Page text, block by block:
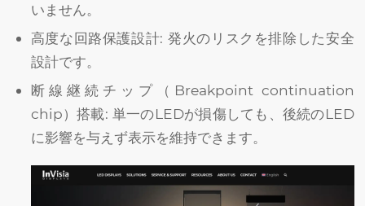
いません。
高度な回路保護設計: 発火のリスクを排除した安全
設計です。
断線継続チップ（Breakpoint continuation
chip）搭載: 単一のLEDが損傷しても、後続のLED
に影響を与えず表示を維持できます。